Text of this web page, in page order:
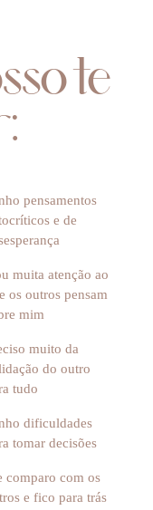
te
pensamentos
e de
muita atenção ao
os outros pensam
mim
muito da
do outro
tudo
dificuldades
tomar decisões
comparo com os
e fico para trás